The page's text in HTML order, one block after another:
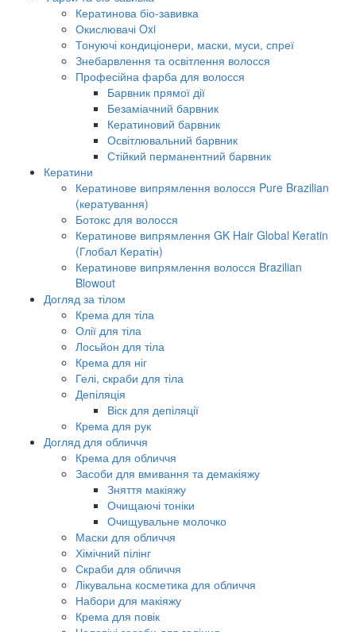
Кератинова біо-завивка
Окислювачі Oxi
Тонуючі кондиціонери, маски, муси, спреї
Знебарвлення та освітлення волосся
Професійна фарба для волосся
Барвник прямої дії
Безаміачний барвник
Кератиновий барвник
Освітлювальний барвник
Стійкий перманентний барвник
Кератини
Кератинове випрямлення волосся Pure Brazilian
(кератування)
Ботокс для волосся
Кератинове випрямлення GK Hair Global Keratin
(Глобал Кератін)
Кератинове випрямлення волосся Brazilian
Blowout
Догляд за тілом
Крема для тіла
Олії для тіла
Лосьйон для тіла
Крема для ніг
Гелі, скраби для тіла
Депіляція
Віск для депіляції
Крема для рук
Догляд для обличчя
Крема для обличчя
Засоби для вмивання та демакіяжу
Зняття макіяжу
Очищаючі тоніки
Очищувальне молочко
Маски для обличчя
Хімічний пілінг
Скраби для обличчя
Лікувальна косметика для обличчя
Набори для макіяжу
Крема для повік